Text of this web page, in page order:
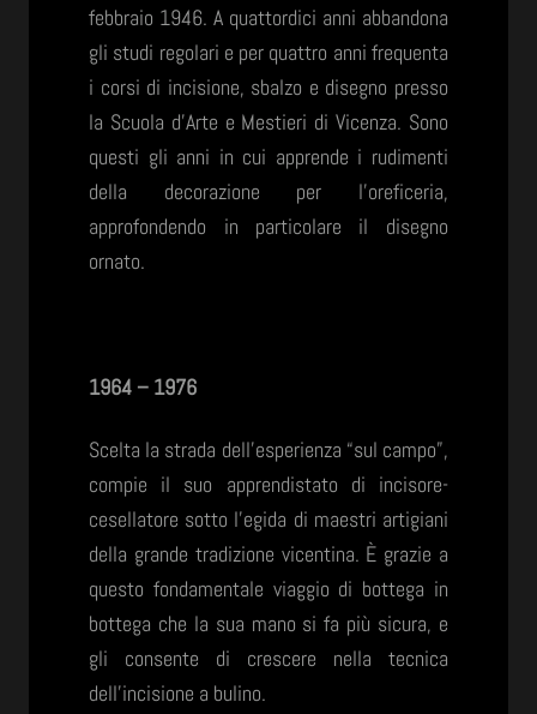
febbraio 1946. A quattordici anni abbandona
gli studi regolari e per quattro anni frequenta
i corsi di incisione, sbalzo e disegno presso
la Scuola d’Arte e Mestieri di Vicenza. Sono
questi gli anni in cui apprende i rudimenti
della decorazione per l’oreficeria,
approfondendo in particolare il disegno
ornato.
1964 – 1976
Scelta la strada dell’esperienza “sul campo”,
compie il suo apprendistato di incisore-
cesellatore sotto l’egida di maestri artigiani
della grande tradizione vicentina. È grazie a
questo fondamentale viaggio di bottega in
bottega che la sua mano si fa più sicura, e
gli consente di crescere nella tecnica
dell’incisione a bulino.